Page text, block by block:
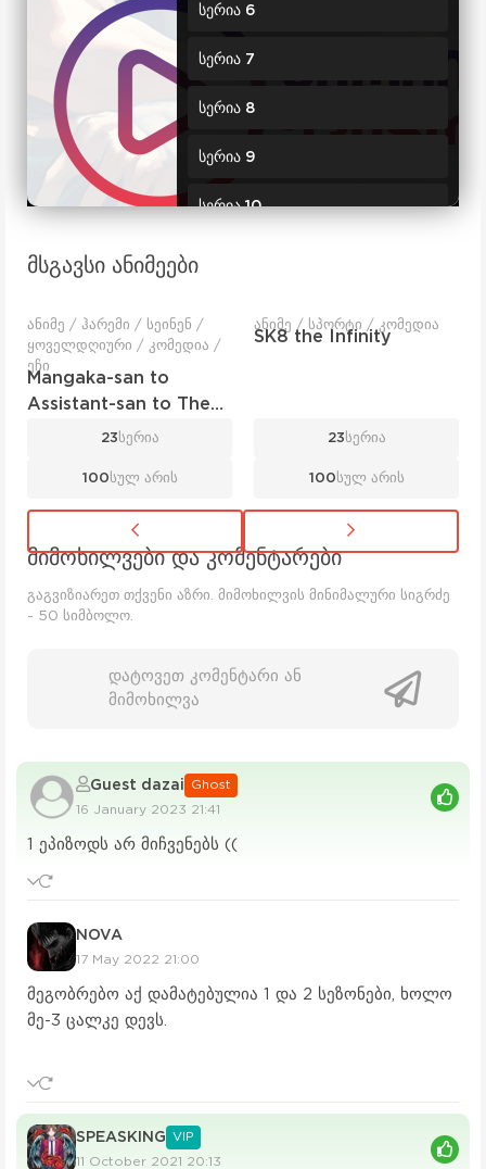
სერია 6
სერია 7
სერია 8
სერია 9
სერია 10
სერია 13
სერია 14
სერია 17
სერია 18
სერია 22
სერია 23
მსგავსი ანიმეები
ანიმე / ჰარემი / სეინენ /
ყოველდღიური / კომედია /
ეჩი
Mangaka-san to
Assistant-san to The
Animation
23 სერია
100 სულ არის
ანიმე / სპორტი / კომედია
SK8 the Infinity
23 სერია
100 სულ არის
მიმოხილვები და კომენტარები
გაგვიზიარეთ თქვენი აზრი. მიმოხილვის მინიმალური სიგრძე
- 50 სიმბოლო.
დატოვეთ კომენტარი ან
მიმოხილვა
Guest dazai Ghost
16 January 2023 21:41
1 ეპიზოდს არ მიჩვენებს ((
NOVA
17 May 2022 21:00
მეგობრებო აქ დამატებულია 1 და 2 სეზონები, ხოლო
მე-3 ცალკე დევს.
SPEASKING VIP
11 October 2021 20:13